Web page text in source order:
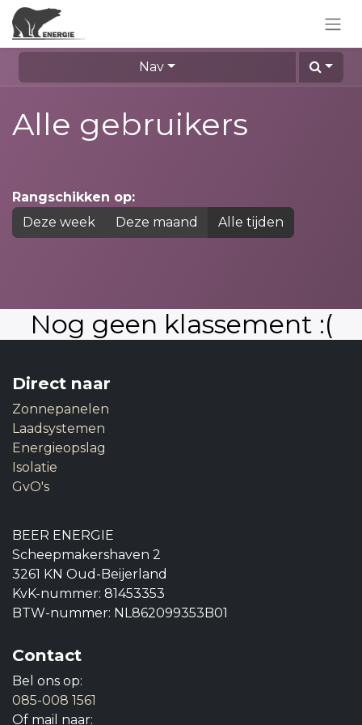
Nav
Alle gebruikers
Rangschikken op:
Deze week
Deze maand Alle tijden
Nog geen klassement :(
Direct naar
Zonnepanelen
Laadsystemen
Energieopslag
Isolatie
GvO's
BEER ENERGIE
Scheepmakershaven 2
3261 KN Oud-Beijerland
KvK-nummer: 81453353
BTW-nummer: NL862099353B01
Contact
Bel ons op:
085-008 1561
Of mail naar: